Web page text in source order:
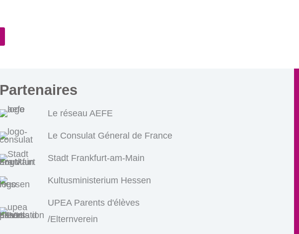
Partenaires
Le réseau AEFE
Le Consulat Géneral de France
Stadt Frankfurt-am-Main
Kultusministerium Hessen
UPEA Parents d'élèves
/Elternverein